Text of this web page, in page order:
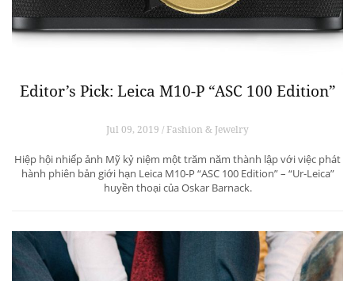
Editor’s Pick: Leica M10-P “ASC 100 Edition”
Jul 09, 2019 / Fashion & Jewelry
Hiệp hội nhiếp ảnh Mỹ kỷ niệm một trăm năm thành lập với việc phát
hành phiên bản giới hạn Leica M10-P “ASC 100 Edition” – “Ur-Leica”
huyền thoại của Oskar Barnack.